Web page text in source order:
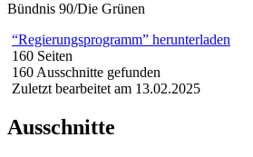
Bündnis 90/Die Grünen
“Regierungsprogramm” herunterladen
160 Seiten
160 Ausschnitte gefunden
Zuletzt bearbeitet am 13.02.2025
Ausschnitte